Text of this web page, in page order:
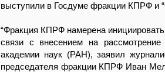
выступили в Госдуме фракции КПРФ и
“Фракция КПРФ намерена
связи с внесением на
академии наук (РАН), заявил
председателя фракции КПРФ Иван